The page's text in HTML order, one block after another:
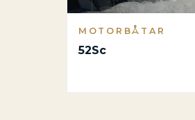
MOTORBÅTAR
52Sc